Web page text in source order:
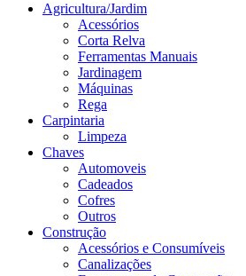
Agricultura/Jardim
Acessórios
Corta Relva
Ferramentas Manuais
Jardinagem
Máquinas
Rega
Carpintaria
Limpeza
Chaves
Automoveis
Cadeados
Cofres
Outros
Construção
Acessórios e Consumíveis
Canalizações